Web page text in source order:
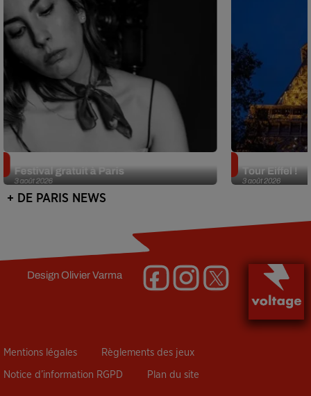
3 août 2026
Festival gratuit à Paris
3 août 2026
Tour Eiffel !
+ DE PARIS NEWS
DesignOlivier Varma
Mentions légales Règlements des jeux
Notice d’information RGPD Plan du site